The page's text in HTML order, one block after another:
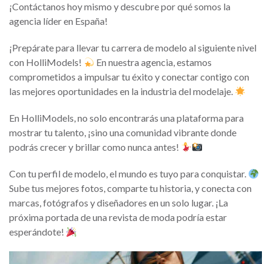
¡Contáctanos hoy mismo y descubre por qué somos la
agencia líder en España!
¡Prepárate para llevar tu carrera de modelo al siguiente nivel
con HolliModels!
En nuestra agencia, estamos
comprometidos a impulsar tu éxito y conectar contigo con
las mejores oportunidades en la industria del modelaje.
En HolliModels, no solo encontrarás una plataforma para
mostrar tu talento, ¡sino una comunidad vibrante donde
podrás crecer y brillar como nunca antes!
Con tu perfil de modelo, el mundo es tuyo para conquistar.
Sube tus mejores fotos, comparte tu historia, y conecta con
marcas, fotógrafos y diseñadores en un solo lugar. ¡La
próxima portada de una revista de moda podría estar
esperándote!